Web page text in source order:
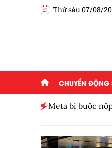
Thứ sáu 07/08/
CHUYỂN ĐỘNG
Meta bị buộc